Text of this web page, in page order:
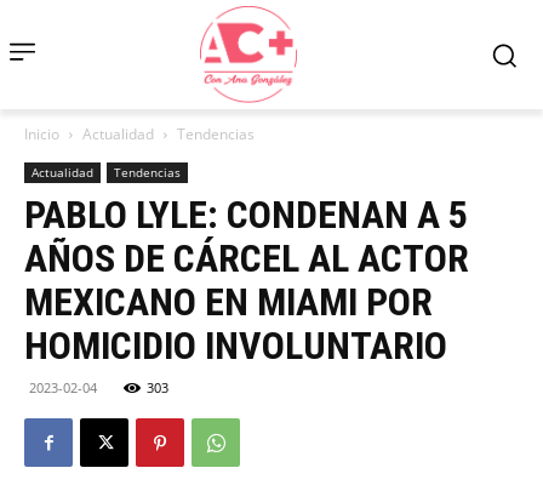
Inicio Actualidad Tendencias
Actualidad Tendencias
PABLO LYLE: CONDENAN A 5
AÑOS DE CÁRCEL AL ACTOR
MEXICANO EN MIAMI POR
HOMICIDIO INVOLUNTARIO
2023-02-04 303